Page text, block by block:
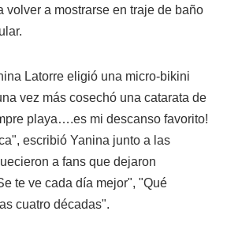
volver a mostrarse en traje de baño
Latorre eligió una micro-bikini
vez más cosechó una catarata de
playa….es mi descanso favorito!
escribió Yanina junto a las
a fans que dejaron
te ve cada día mejor", "Qué
cuatro décadas".